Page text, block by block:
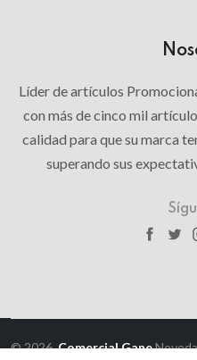
Líder de artículos
con más de cinco mil
calidad para que su marca
superando sus
© 2026,Comercial Gane